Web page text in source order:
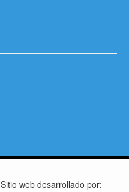
Sitio web desarrollado por: